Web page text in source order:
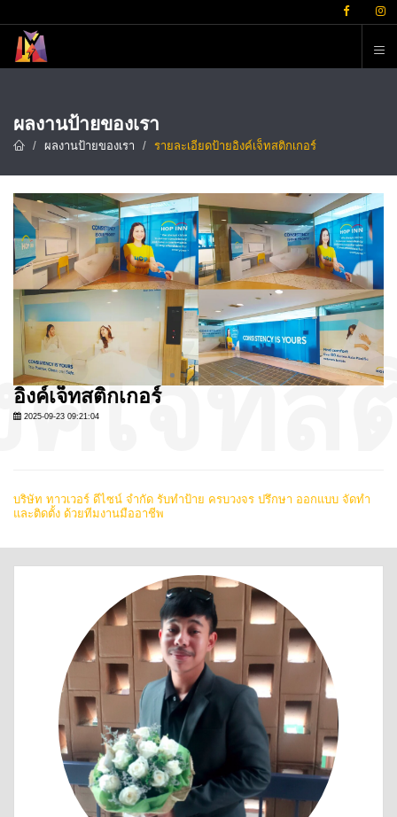
ผลงานป้ายของเรา
ผลงานป้ายของเรา รายละเอียดป้ายอิงค์เจ็ทสติกเกอร์
อิงค์เจ็ทสติกเกอร์
2025-09-23 09:21:04
บริษัท ทาวเวอร์ ดีไซน์ จำกัด รับทำป้าย ครบวงจร ปรึกษา ออกแบบ จัดทำ
และติดตั้ง ด้วยทีมงานมืออาชีพ